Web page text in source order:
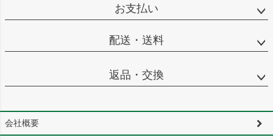
お支払い
配送・送料
返品・交換
会社概要